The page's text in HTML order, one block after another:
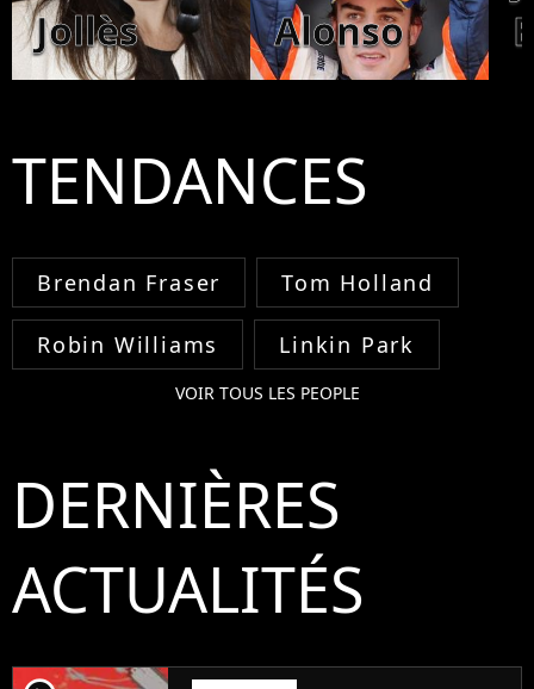
Jollès
Alonso
TENDANCES
Brendan Fraser Tom Holland
Robin Williams Linkin Park
VOIR TOUS LES PEOPLE
DERNIÈRES
ACTUALITÉS